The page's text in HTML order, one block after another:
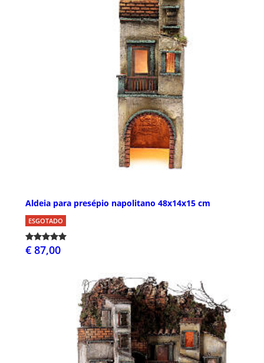
Aldeia para presépio napolitano 48x14x15 cm
ESGOTADO
€ 87,00